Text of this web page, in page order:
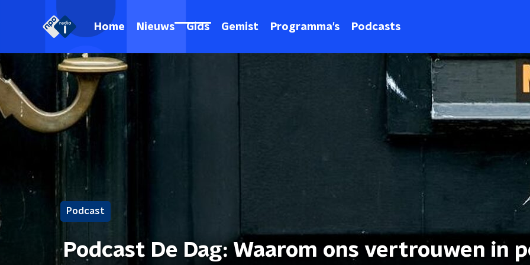
Home Nieuws Gids Gemist Programma's Podcasts
Podcast
Podcast De Dag: Waarom ons vertrouwen in